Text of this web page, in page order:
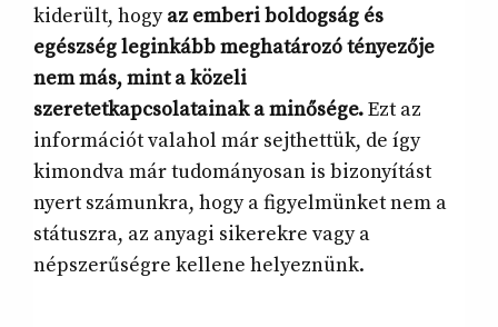
kiderült, hogyaz emberi boldogság és
egészség leginkább meghatározó tényezője
nem más, mint a közeli
szeretetkapcsolatainak a minősége.Ezt az
információt valahol már sejthettük, de így
kimondva már tudományosan is bizonyítást
nyert számunkra, hogy a figyelmünket nem a
státuszra, az anyagi sikerekre vagy a
népszerűségre kellene helyeznünk.